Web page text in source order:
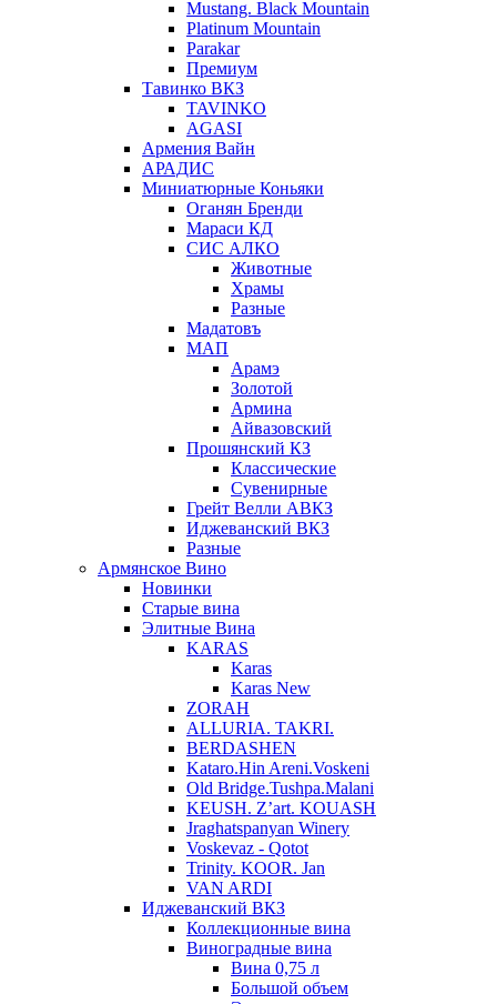
Mustang. Black Mountain
Platinum Mountain
Parakar
Премиум
Тавинко ВКЗ
TAVINKO
AGASI
Армения Вайн
АРАДИС
Миниатюрные Коньяки
Оганян Бренди
Мараси КД
СИС АЛКО
Животные
Храмы
Разные
Мадатовъ
МАП
Арамэ
Золотой
Армина
Айвазовский
Прошянский КЗ
Классические
Сувенирные
Грейт Велли АВКЗ
Иджеванский ВКЗ
Разные
Армянское Вино
Новинки
Старые вина
Элитные Вина
KARAS
Karas
Karas New
ZORAH
ALLURIA. TAKRI.
BERDASHEN
Kataro.Hin Areni.Voskeni
Old Bridge.Tushpa.Malani
KEUSH. Z’art. KOUASH
Jraghatspanyan Winery
Voskevaz - Qotot
Trinity. KOOR. Jan
VAN ARDI
Иджеванский ВКЗ
Коллекционные вина
Виноградные вина
Вина 0,75 л
Большой объем